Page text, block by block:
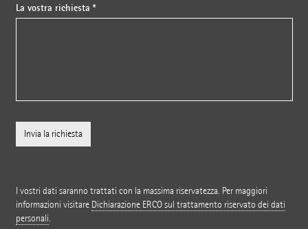
La vostra richiesta *
I vostri dati saranno trattati con la massima riservatezza. Per maggiori
informazioni visitare Dichiarazione ERCO sul trattamento riservato dei dati
personali.